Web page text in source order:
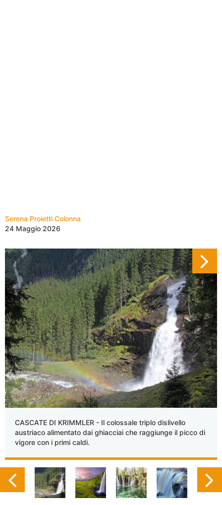
Serena Proietti Colonna
24 Maggio 2026
CASCATE DI KRIMMLER - Il colossale triplo dislivello
austriaco alimentato dai ghiacciai che raggiunge il picco di
vigore con i primi caldi.